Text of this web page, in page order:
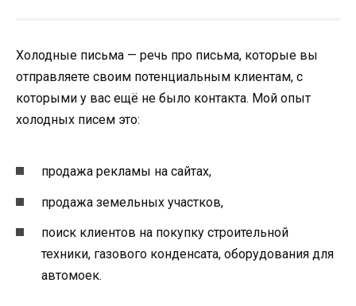
Холодные письма — речь про письма, которые вы
отправляете своим потенциальным клиентам, с
которыми у вас ещё не было контакта. Мой опыт
холодных писем это:
продажа рекламы на сайтах,
продажа земельных участков,
поиск клиентов на покупку строительной
техники, газового конденсата, оборудования для
автомоек.